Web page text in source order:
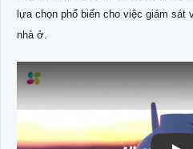
lựa chọn phổ biến cho việc giám sát
nhà ở.